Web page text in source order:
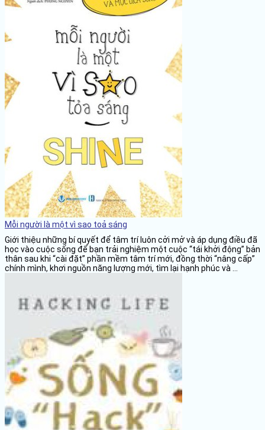
Mỗi người là một vì sao toả sáng
Giới thiệu những bí quyết để tâm trí luôn cởi mở và áp dụng điều đã
học vào cuộc sống để bạn trải nghiệm một cuộc “tái khởi động” bản
thân sau khi “cài đặt” phần mềm tâm trí mới, đồng thời “nâng cấp”
chính mình, khơi nguồn năng lượng mới, tìm lại hạnh phúc và ...